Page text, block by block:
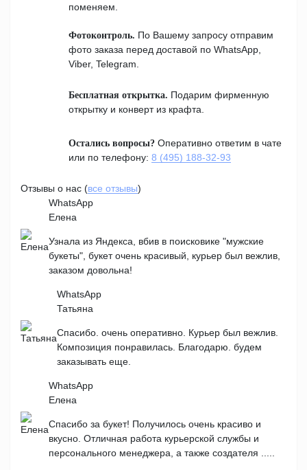
поменяем.
Фотоконтроль. По Вашему запросу отправим
фото заказа перед доставой по WhatsApp,
Viber, Telegram.
Бесплатная открытка. Подарим фирменную
открытку и конверт из крафта.
Остались вопросы? Оперативно ответим в чате
или по телефону: 8 (495) 188-32-93
Отзывы о нас (все отзывы)
WhatsApp
Елена
Узнала из Яндекса, вбив в поисковике "мужские
букеты", букет очень красивый, курьер был вежлив,
заказом довольна!
WhatsApp
Татьяна
Спасибо. очень оперативно. Курьер был вежлив.
Композиция понравилась. Благодарю. будем
заказывать еще.
WhatsApp
Елена
Спасибо за букет! Получилось очень красиво и
вкусно. Отличная работа курьерской службы и
персонального менеджера, а также создателя .....